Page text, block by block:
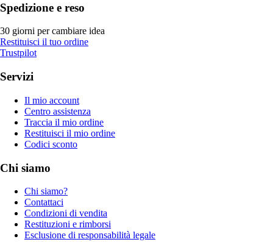
Spedizione e reso
30 giorni per cambiare idea
Restituisci il tuo ordine
Trustpilot
Servizi
Il mio account
Centro assistenza
Traccia il mio ordine
Restituisci il mio ordine
Codici sconto
Chi siamo
Chi siamo?
Contattaci
Condizioni di vendita
Restituzioni e rimborsi
Esclusione di responsabilità legale